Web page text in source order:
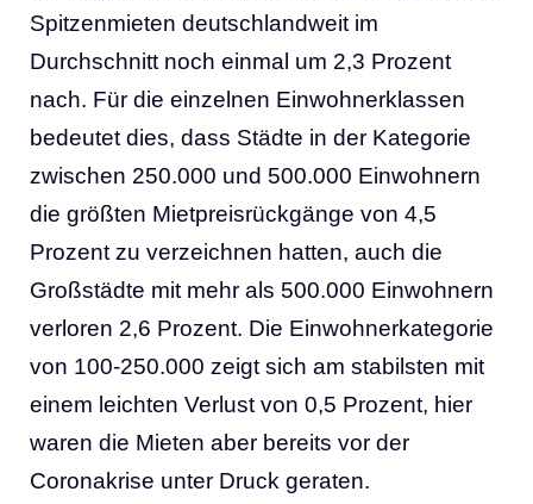
Spitzenmieten deutschlandweit im
Durchschnitt noch einmal um 2,3 Prozent
nach. Für die einzelnen Einwohnerklassen
bedeutet dies, dass Städte in der Kategorie
zwischen 250.000 und 500.000 Einwohnern
die größten Mietpreisrückgänge von 4,5
Prozent zu verzeichnen hatten, auch die
Großstädte mit mehr als 500.000 Einwohnern
verloren 2,6 Prozent. Die Einwohnerkategorie
von 100-250.000 zeigt sich am stabilsten mit
einem leichten Verlust von 0,5 Prozent, hier
waren die Mieten aber bereits vor der
Coronakrise unter Druck geraten.